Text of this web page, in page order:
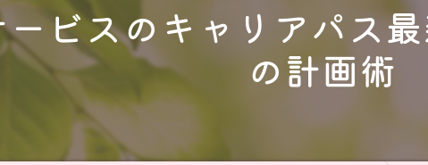
ビスのキャリアパス
の計画術